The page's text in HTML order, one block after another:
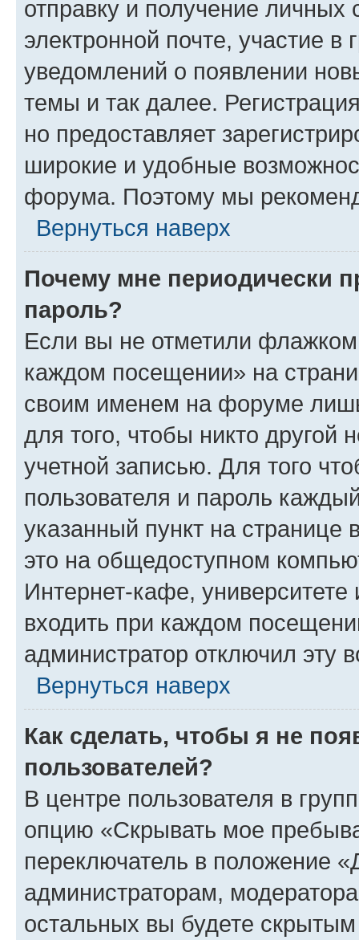
отправку и получение
электронной почте, участие в
уведомлений о появлении
темы и так далее.
но предоставляет
широкие и удобные
форума. Поэтому мы
Вернуться наверх
Почему мне периодически
пароль?
Если вы не отметили флажком
каждом посещении» на
своим именем на форуме
для того, чтобы никто другой
учетной записью. Для того
пользователя и пароль
указанный пункт на
это на общедоступном
Интернет-кафе, университете
входить при каждом
администратор отключил эту
Вернуться наверх
Как сделать, чтобы я не
пользователей?
В центре пользователя в
опцию «Скрывать мое
переключатель в положение
администраторам,
остальных вы будете